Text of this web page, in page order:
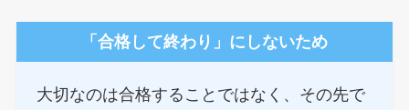
TOP
「合格して終わり」にしないため
大切なのは合格することではなく、その先で